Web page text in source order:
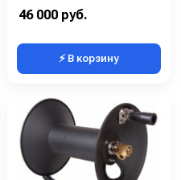
Обороты двигателя (об/мин):
46 000 руб.
⚡ В корзину